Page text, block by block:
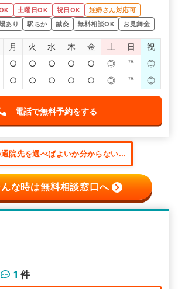
土曜日OK 祝日OK
妊婦さん対応可
あり 駅ちか 鍼灸 無料相談OK お見舞金
月 火 水 木 金 土 日
祝
○ ○ ○ ○ ○ ◎ ℡
◎
○ ○ ○ ○ ○ ◎ ℡ ◎
電話で無料予約をする
通院先を選べばよいか分からない...
な時は無料相談窓口へ
1 件